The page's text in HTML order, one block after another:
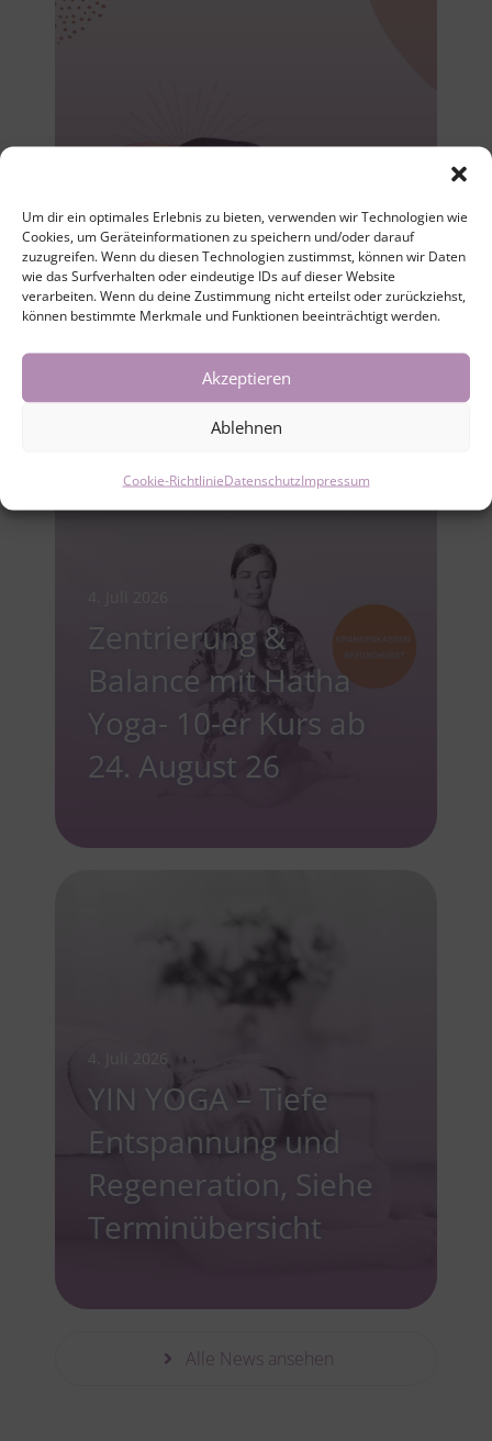
Um dir ein optimales Erlebnis zu bieten, verwenden wir Technologien wie
Cookies, um Geräteinformationen zu speichern und/oder darauf
zuzugreifen. Wenn du diesen Technologien zustimmst, können wir Daten
wie das Surfverhalten oder eindeutige IDs auf dieser Website
verarbeiten. Wenn du deine Zustimmung nicht erteilst oder zurückziehst,
können bestimmte Merkmale und Funktionen beeinträchtigt werden.
Akzeptieren
Ablehnen
Cookie-RichtlinieDatenschutzImpressum
Hatha & Flow Online
Yoga Donnerstags
drop-in
Zentrierung &
Balance mit Hatha
Yoga- 10-er Kurs ab
24. August 26
4. Juli 2026
YIN YOGA – Tiefe
Entspannung und
Regeneration, Siehe
Terminübersicht
Alle News ansehen